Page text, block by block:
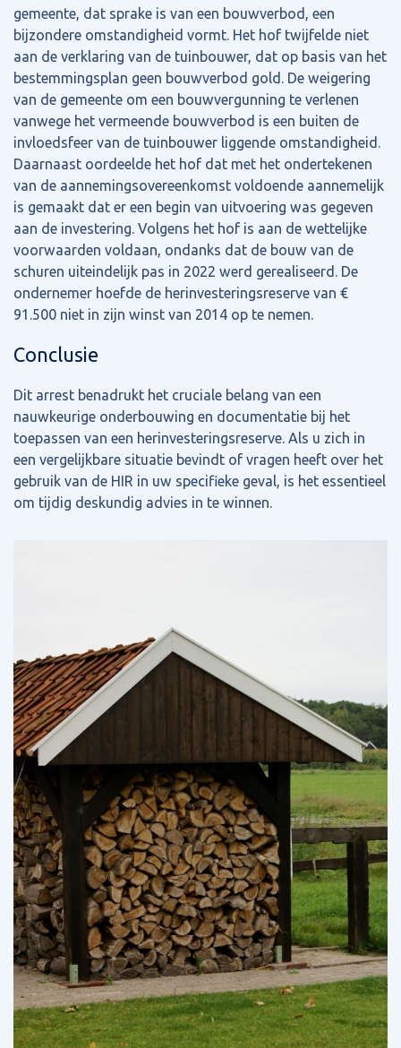
gemeente, dat sprake is van een bouwverbod, een
bijzondere omstandigheid vormt. Het hof twijfelde niet
aan de verklaring van de tuinbouwer, dat op basis van het
bestemmingsplan geen bouwverbod gold. De weigering
van de gemeente om een bouwvergunning te verlenen
vanwege het vermeende bouwverbod is een buiten de
invloedsfeer van de tuinbouwer liggende omstandigheid.
Daarnaast oordeelde het hof dat met het ondertekenen
van de aannemingsovereenkomst voldoende aannemelijk
is gemaakt dat er een begin van uitvoering was gegeven
aan de investering. Volgens het hof is aan de wettelijke
voorwaarden voldaan, ondanks dat de bouw van de
schuren uiteindelijk pas in 2022 werd gerealiseerd. De
ondernemer hoefde de herinvesteringsreserve van €
91.500 niet in zijn winst van 2014 op te nemen.
Conclusie
Dit arrest benadrukt het cruciale belang van een
nauwkeurige onderbouwing en documentatie bij het
toepassen van een herinvesteringsreserve. Als u zich in
een vergelijkbare situatie bevindt of vragen heeft over het
gebruik van de HIR in uw specifieke geval, is het essentieel
om tijdig deskundig advies in te winnen.